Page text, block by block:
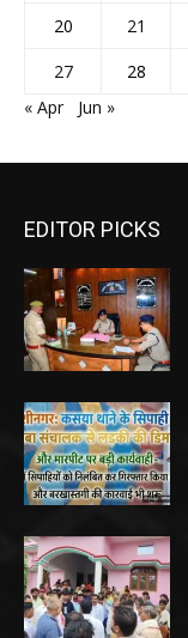
20
21
27
28
« Apr
Jun »
EDITOR PICKS